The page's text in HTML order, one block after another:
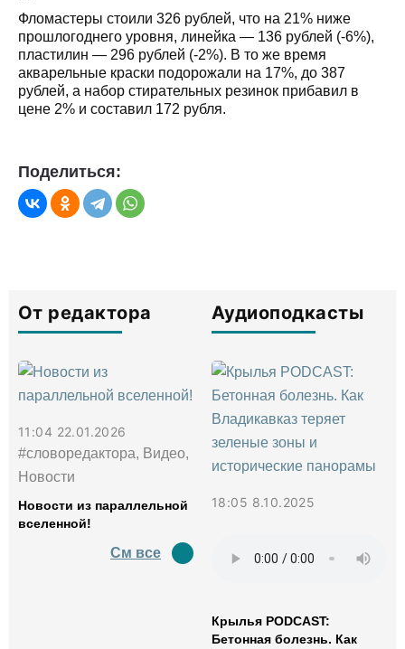
Фломастеры стоили 326 рублей, что на 21% ниже
прошлогоднего уровня, линейка — 136 рублей (-6%),
пластилин — 296 рублей (-2%). В то же время
акварельные краски подорожали на 17%, до 387
рублей, а набор стирательных резинок прибавил в
цене 2% и составил 172 рубля.
Поделиться:
От редактора
11:04 22.01.2026
#словоредактора, Видео,
Новости
Новости из параллельной
вселенной!
См все
Аудиоподкасты
18:05 8.10.2025
Крылья PODCAST:
Бетонная болезнь. Как